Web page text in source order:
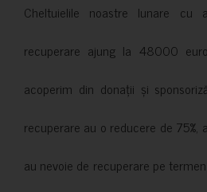
Cheltuielile noastre lunare cu
recuperare ajung la 48000
acoperim din donații și
recuperare au o reducere de
au nevoie de recuperare pe